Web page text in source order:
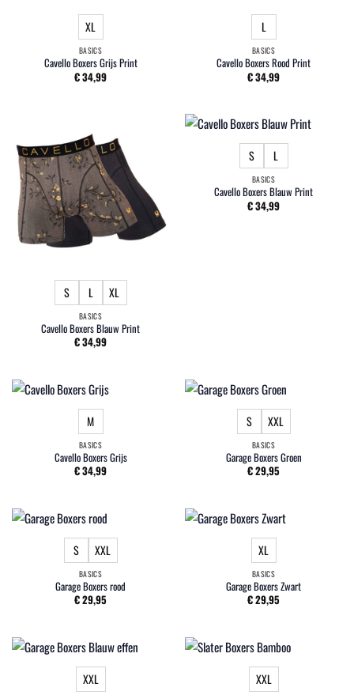
XL
BASICS
Cavello Boxers Grijs Print
€34,99
L
BASICS
Cavello Boxers Rood Print
€34,99
S L XL
BASICS
Cavello Boxers Blauw Print
€34,99
S L
BASICS
Cavello Boxers Blauw Print
€34,99
M
BASICS
Cavello Boxers Grijs
€34,99
S XXL
BASICS
Garage Boxers Groen
€29,95
S XXL
BASICS
Garage Boxers rood
€29,95
XL
BASICS
Garage Boxers Zwart
€29,95
XXL XXL